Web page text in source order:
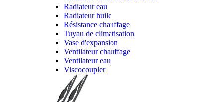
Radiateur eau
Radiateur huile
Résistance chauffage
Tuyau de climatisation
Vase d'expansion
Ventilateur chauffage
Ventilateur eau
Viscocoupler